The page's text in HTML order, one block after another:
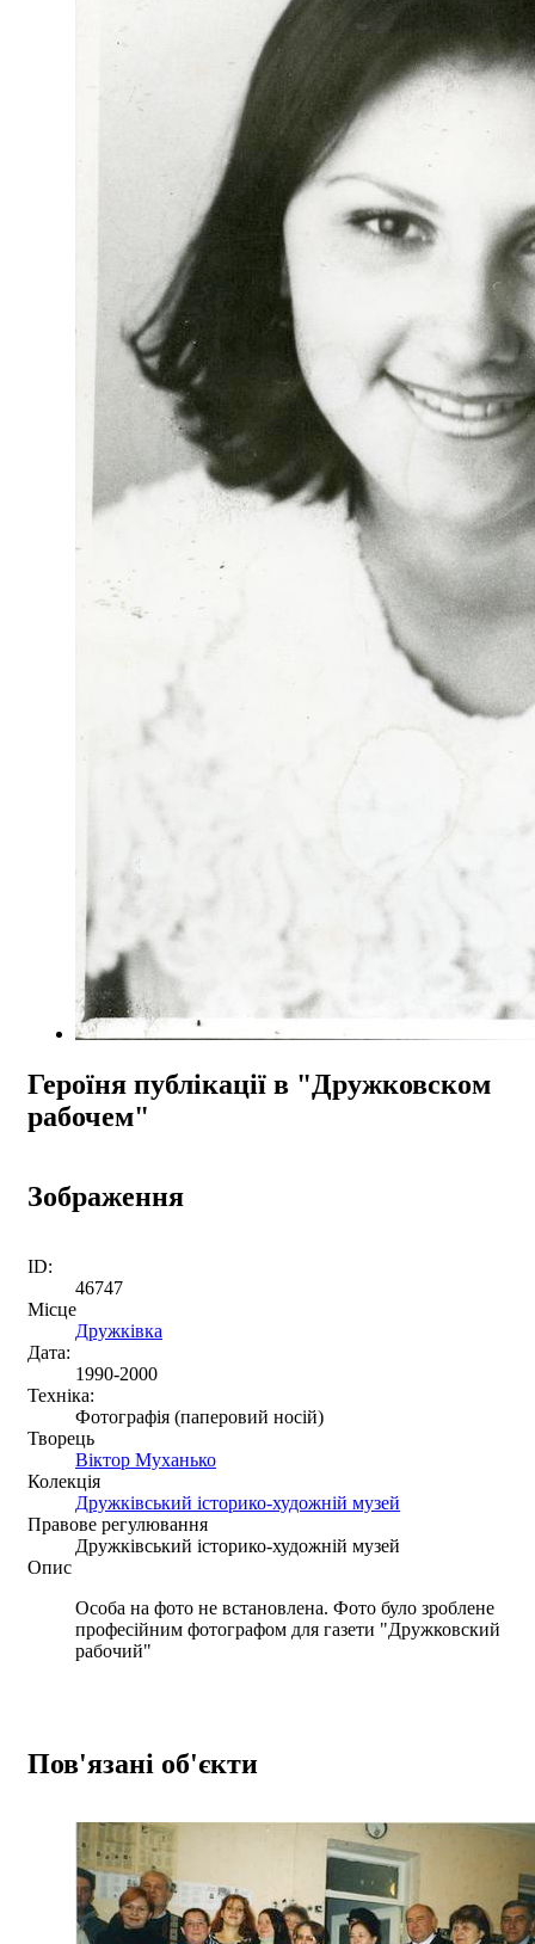
Героїня публікації в "Дружковском
рабочем"
Зображення
ID:
46747
Місце
Дружківка
Дата:
1990-2000
Техніка:
Фотографія (паперовий носій)
Творець
Віктор Муханько
Колекція
Дружківський історико-художній музей
Правове регулювання
Дружківський історико-художній музей
Опис
Особа на фото не встановлена. Фото було зроблене
професійним фотографом для газети "Дружковский
рабочий"
Пов'язані об'єкти